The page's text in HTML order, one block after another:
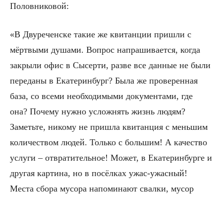
Половниковой:
«В Двуреченске такие же квитанции пришли с
мёртвыми душами. Вопрос напрашивается, когда
закрыли офис в Сысерти, разве все данные не были
переданы в Екатеринбург? Была же проверенная
база, со всеми необходимыми документами, где
она? Почему нужно усложнять жизнь людям?
Заметьте, никому не пришла квитанция с меньшим
количеством людей. Только с большим! А качество
услуги – отвратительное! Может, в Екатеринбурге и
другая картина, но в посёлках ужас-ужасный!
Места сбора мусора напоминают свалки, мусор